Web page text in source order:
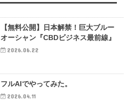
【無料公開】日本解禁！巨大ブルー
オーシャン『CBDビジネス最前線』
2026.06.22
フルAIでやってみた。
2026.04.11